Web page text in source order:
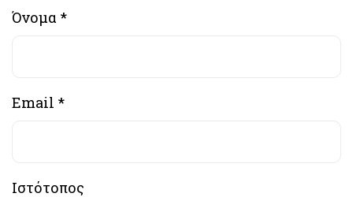
Όνομα *
Email *
Ιστότοπος